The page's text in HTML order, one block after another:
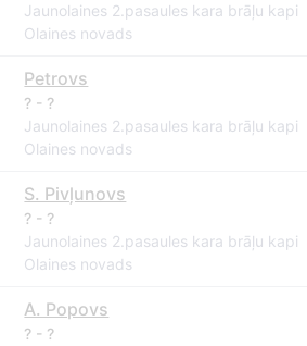
Jaunolaines 2.pasaules kara brāļu kapi
Olaines novads
Petrovs
? - ?
Jaunolaines 2.pasaules kara brāļu kapi
Olaines novads
S. Pivļunovs
? - ?
Jaunolaines 2.pasaules kara brāļu kapi
Olaines novads
A. Popovs
? - ?